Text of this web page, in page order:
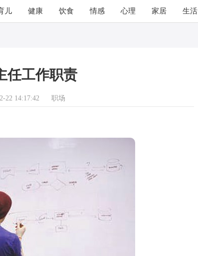
儿 健康 饮食 情感 心理 家居 生活
任工作职责
22 14:17:42 职场